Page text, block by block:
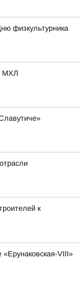
физкультурника
МХЛ
к
VIII»